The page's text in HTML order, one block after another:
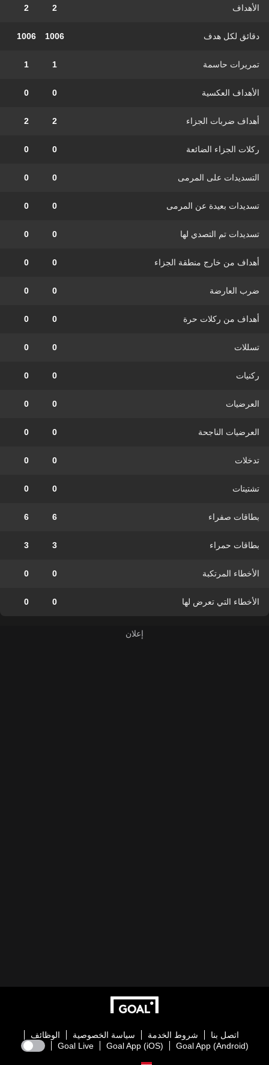
الأهداف 2
2
دقائق لكل هدف 1006
1006
تمريرات حاسمة 1
1
الأهداف العكسية 0
0
أهداف ضربات الجزاء 2
2
ركلات الجزاء الضائعة 0
0
التسديدات على المرمى 0
0
تسديدات بعيدة عن المرمى 0
0
تسديدات تم التصدي لها 0
0
أهداف من خارج منطقة الجزاء 0
0
ضرب العارضة 0
0
أهداف من ركلات حرة 0
0
تسللات 0
0
ركنيات 0
0
العرضيات 0
0
العرضيات الناجحة 0
0
تدخلات 0
0
تشتيتات 0
0
بطاقات صفراء 6
6
بطاقات حمراء 3
3
الأخطاء المرتكبة 0
0
الأخطاء التي تعرض لها 0
0
اتصل بنا شروط الخدمة سياسة الخصوصية
الوظائف
Goal App (Android)
Goal App (iOS)
Goal Live